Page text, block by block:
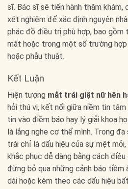
sĩ. Bác sĩ sẽ tiến hành thăm
xét nghiệm để xác định nguyên
phác đồ điều trị phù hợp, bao gồm
mắt hoặc trong một số trường
hoặc phẫu thuật.
Kết Luận
Hiện tượng mắt trái giật nữ hên
hỏi thú vị, kết nối giữa niềm tin tâm
tin vào điềm báo hay lý giải khoa
là lắng nghe cơ thể mình. Trong
trái chỉ là dấu hiệu của sự mệt
khắc phục dễ dàng bằng cách
đừng bỏ qua những cảnh báo tiềm
dài hoặc kèm theo các dấu hiệu